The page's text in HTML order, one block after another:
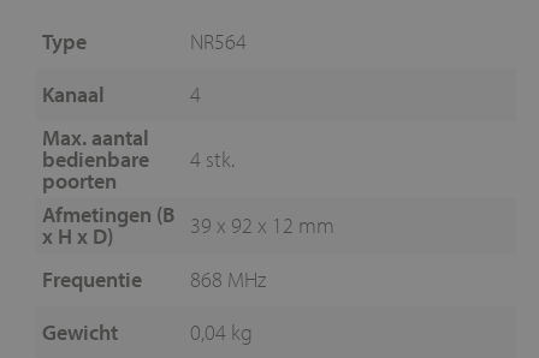
Type
NR564
Kanaal
4
Max. aantal
bedienbare
poorten
4 stk.
Afmetingen (B
x H x D)
39 x 92 x 12 mm
Frequentie
868 MHz
Gewicht
0,04 kg